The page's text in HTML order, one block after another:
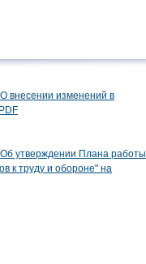
внесении изменений в
утверждении Плана работы
к труду и обороне" на